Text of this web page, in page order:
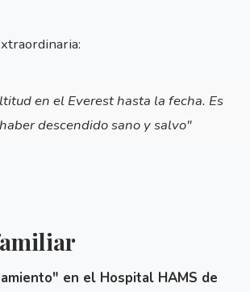
en el Everest hasta la fecha. Es
descendido sano y salvo"
en el Hospital HAMS de